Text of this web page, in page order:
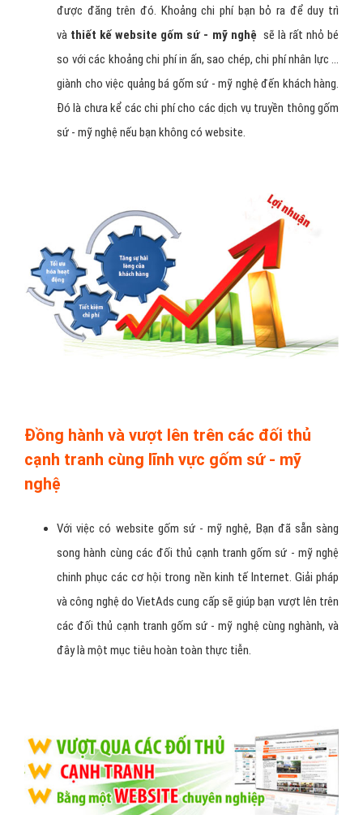
Tối ưu chi phí vận hành và truyền
thông doanh nghiệp gốm sứ - mỹ nghệ
những thông tin còn cặn kẽ và đầy đủ hơn ở Catalogue
được đăng trên đó. Khoảng chi phí bạn bỏ ra để duy trì
vàthiết kế website gốm sứ - mỹ nghệsẽ là rất nhỏ bé
so với các khoảng chi phí in ấn, sao chép, chi phí nhân lực ...
giành cho việc quảng bá gốm sứ - mỹ nghệ đến khách hàng.
Đó là chưa kể các chi phí cho các dịch vụ truyền thông gốm
sứ - mỹ nghệ nếu bạn không có website.
Đồng hành và vượt lên trên các đối thủ
Với việc có website gốm sứ - mỹ nghệ, Bạn đã sẵn sàng
song hành cùng các đối thủ cạnh tranh gốm sứ - mỹ nghệ
chinh phục các cơ hội trong nền kinh tế Internet. Giải pháp
và công nghệ do VietAds cung cấp sẽ giúp bạn vượt lên trên